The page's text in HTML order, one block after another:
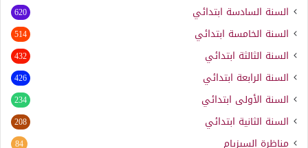
السنة السادسة ابتدائي 620
السنة الخامسة ابتدائي 514
السنة الثالثة ابتدائي 432
السنة الرابعة ابتدائي 426
السنة الأولى ابتدائي 234
السنة الثانية ابتدائي 208
مناظرة السيزيام 84